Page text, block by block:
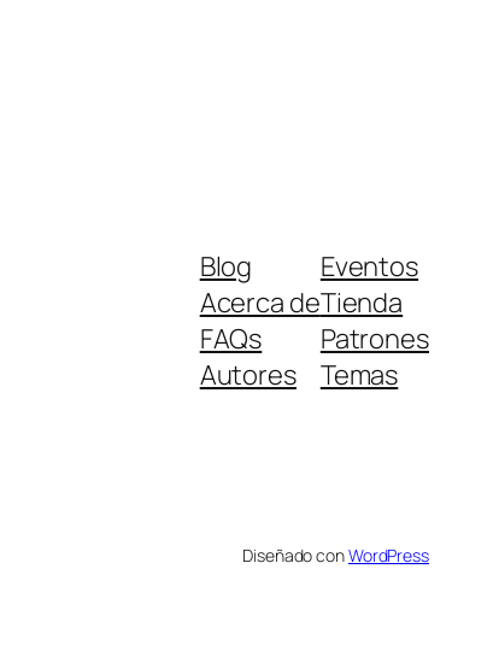
Blog
Acerca de
FAQs
Autores
Eventos
Tienda
Patrones
Temas
Diseñado conWordPress